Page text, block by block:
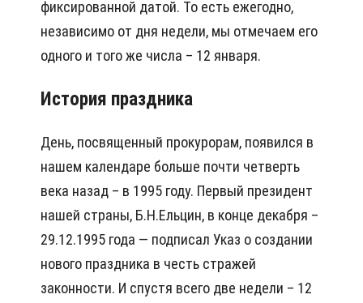
фиксированной датой. То есть ежегодно,
независимо от дня недели, мы отмечаем его
одного и того же числа – 12 января.
История праздника
День, посвященный прокурорам, появился в
нашем календаре больше почти четверть
века назад – в 1995 году. Первый президент
нашей страны, Б.Н.Ельцин, в конце декабря –
29.12.1995 года — подписал Указ о создании
нового праздника в честь стражей
законности. И спустя всего две недели – 12